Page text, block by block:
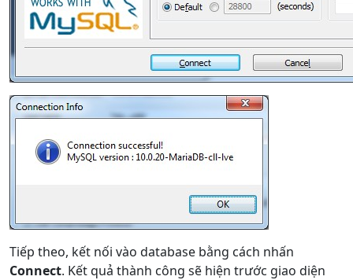
Tiếp theo, kết nối vào database bằng cách nhấn
Connect. Kết quả thành công sẽ hiện trước giao diện